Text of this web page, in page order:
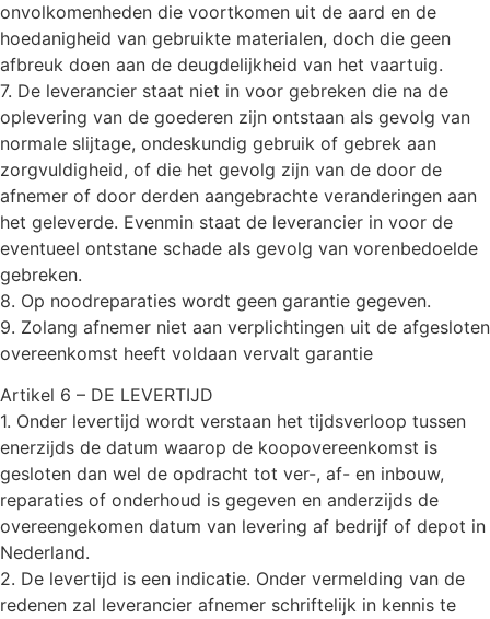
onvolkomenheden die voortkomen uit de aard en de
hoedanigheid van gebruikte materialen, doch die geen
afbreuk doen aan de deugdelijkheid van het vaartuig.
7. De leverancier staat niet in voor gebreken die na de
oplevering van de goederen zijn ontstaan als gevolg van
normale slijtage, ondeskundig gebruik of gebrek aan
zorgvuldigheid, of die het gevolg zijn van de door de
afnemer of door derden aangebrachte veranderingen aan
het geleverde. Evenmin staat de leverancier in voor de
eventueel ontstane schade als gevolg van vorenbedoelde
gebreken.
8. Op noodreparaties wordt geen garantie gegeven.
9. Zolang afnemer niet aan verplichtingen uit de afgesloten
overeenkomst heeft voldaan vervalt garantie
Artikel 6 – DE LEVERTIJD
1. Onder levertijd wordt verstaan het tijdsverloop tussen
enerzijds de datum waarop de koopovereenkomst is
gesloten dan wel de opdracht tot ver-, af- en inbouw,
reparaties of onderhoud is gegeven en anderzijds de
overeengekomen datum van levering af bedrijf of depot in
Nederland.
2. De levertijd is een indicatie. Onder vermelding van de
redenen zal leverancier afnemer schriftelijk in kennis te